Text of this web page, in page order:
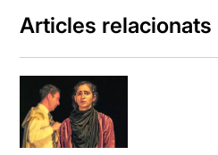
Articles relacionats